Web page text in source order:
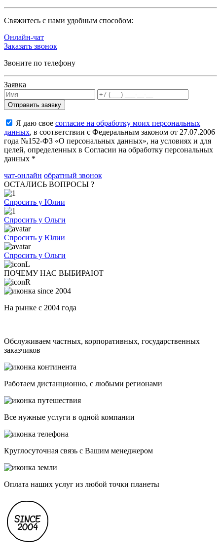
Cвяжитесь с нами удобным способом:
Онлайн-чат
Заказать звонок
Звоните по телефону
Заявка
Я даю свое согласие на обработку моих персональных
данных, в соответствии с Федеральным законом от 27.07.2006
года №152-ФЗ «О персональных данных», на условиях и для
целей, определенных в Согласии на обработку персональных
данных *
чат-онлайн обратный звонок
ОСТАЛИСЬ ВОПРОСЫ ?
Спросить у Юлии
Спросить у Ольги
Спросить у Юлии
Спросить у Ольги
ПОЧЕМУ НАС ВЫБИРАЮТ
На рынке с 2004 года
Обслуживаем частных, корпоративных, государственных
заказчиков
Работаем дистанционно, с любыми регионами
Все нужные услуги в одной компании
Круглосуточная связь с Вашим менеджером
Оплата наших услуг из любой точки планеты